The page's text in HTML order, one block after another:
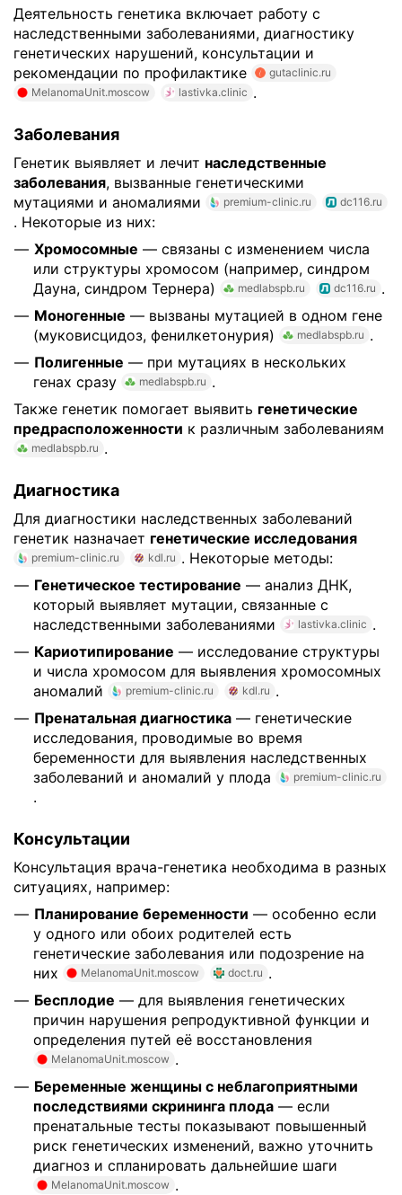
Деятельность генетика включает работу с
наследственными заболеваниями, диагностику
генетических нарушений, консультации и
рекомендации по профилактике
gutaclinic.ru
MelanomaUnit.moscow
lastivka.clinic .
Заболевания
Генетик выявляет и лечит наследственные
заболевания, вызванные генетическими
мутациями и аномалиями
premium-clinic.ru dc116.ru
. Некоторые из них:
Хромосомные — связаны с изменением числа
или структуры хромосом (например, синдром
Дауна, синдром Тернера)
medlabspb.ru dc116.ru .
Моногенные — вызваны мутацией в одном гене
(муковисцидоз, фенилкетонурия)
medlabspb.ru .
Полигенные — при мутациях в нескольких
генах сразу
medlabspb.ru .
Также генетик помогает выявить генетические
предрасположенности к различным заболеваниям
medlabspb.ru .
Диагностика
Для диагностики наследственных заболеваний
генетик назначает генетические исследования
premium-clinic.ru kdl.ru . Некоторые методы:
Генетическое тестирование — анализ ДНК,
который выявляет мутации, связанные с
наследственными заболеваниями
lastivka.clinic .
Кариотипирование — исследование структуры
и числа хромосом для выявления хромосомных
аномалий
premium-clinic.ru kdl.ru .
Пренатальная диагностика — генетические
исследования, проводимые во время
беременности для выявления наследственных
заболеваний и аномалий у плода
premium-clinic.ru
.
Консультации
Консультация врача-генетика необходима в разных
ситуациях, например:
Планирование беременности — особенно если
у одного или обоих родителей есть
генетические заболевания или подозрение на
них
MelanomaUnit.moscow doct.ru .
Бесплодие — для выявления генетических
причин нарушения репродуктивной функции и
определения путей её восстановления
MelanomaUnit.moscow .
Беременные женщины с неблагоприятными
последствиями скрининга плода — если
пренатальные тесты показывают повышенный
риск генетических изменений, важно уточнить
диагноз и спланировать дальнейшие шаги
MelanomaUnit.moscow .